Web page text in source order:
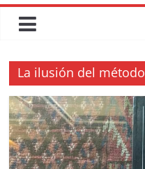
La ilusión del método